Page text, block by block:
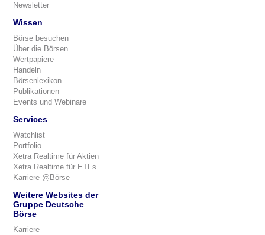
Newsletter
Wissen
Börse besuchen
Über die Börsen
Wertpapiere
Handeln
Börsenlexikon
Publikationen
Events und Webinare
Services
Watchlist
Portfolio
Xetra Realtime für Aktien
Xetra Realtime für ETFs
Karriere @Börse
Weitere Websites der
Gruppe Deutsche
Börse
Karriere